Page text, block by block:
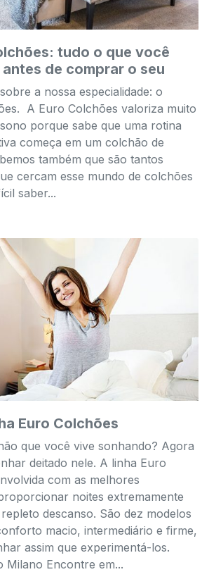
tudo o que você
de comprar o seu
a nossa especialidade: o
A Euro Colchões valoriza muito
porque sabe que uma rotina
começa em um colchão de
também que são tantos
cercam esse mundo de colchões
saber...
Euro Colchões
que você vive sonhando? Agora
deitado nele. A linha Euro
com as melhores
noites extremamente
descanso. São dez modelos
macio, intermediário e firme,
assim que experimentá-los.
Milano Encontre em...